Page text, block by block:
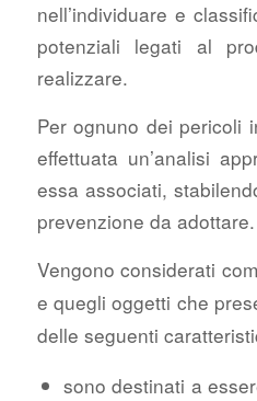
nell’individuare e
potenziali legati al
realizzare.
Per ognuno dei pericoli
effettuata un’analisi
essa associati,
prevenzione da adottare.
Vengono considerati
e quegli oggetti che
delle seguenti
sono destinati a